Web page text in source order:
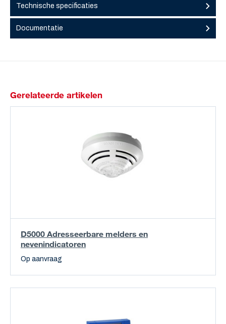
Technische specificaties
Documentatie
Gerelateerde artikelen
D5000 Adresseerbare melders en
nevenindicatoren
Op aanvraag